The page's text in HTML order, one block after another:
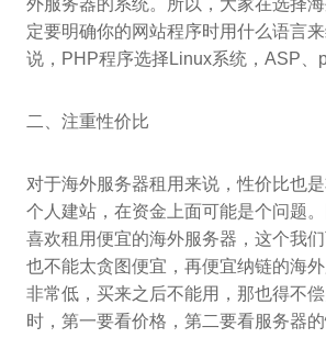
外服务器的系统。所以，大家在选择
定要明确你的网站程序时用什么语言
说，PHP程序选择Linux系统，ASP、
二、注重性价比
对于海外服务器租用来说，性价比也
个人建站，在资金上面可能是个问题
喜欢租用便宜的海外服务器，这个我们
也不能太贪图便宜，再便宜纳链的海
非常低，买来之后不能用，那也得不
时，第一要看价格，第二要看服务器